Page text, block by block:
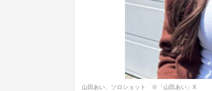
山田あい、ソロショット ※「山田あい」X